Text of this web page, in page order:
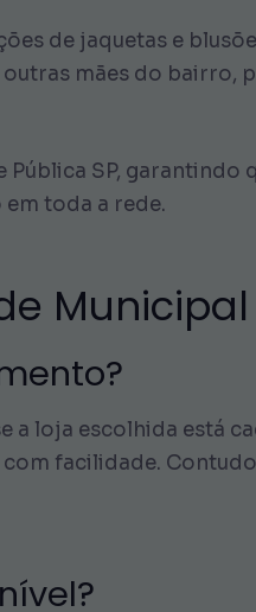
de jaquetas e
mães do bairro,
SP, garantindo
toda a rede.
Municipal
a loja escolhida está
facilidade.